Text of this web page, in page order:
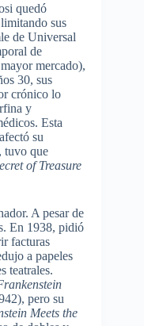
quedó
sus
de Universal
de
mercado),
30, sus
crónico lo
y
Esta
su
tuvo que
of Treasure
A pesar de
En 1938, pidió
facturas
a papeles
teatrales.
pero su
Meets the